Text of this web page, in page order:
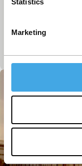
Statistics
Marketing
Spectrum Shorts
ook Loneliness Is
eenzaamheid,